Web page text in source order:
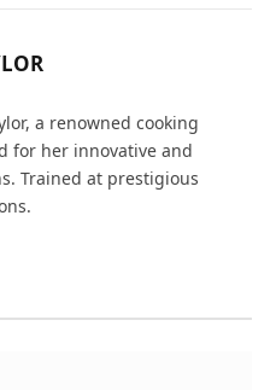
a renowned cooking
for her innovative and
Trained at prestigious